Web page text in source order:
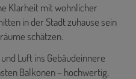
Klarheit mit wohnlicher
in der Stadt zuhause sein
schätzen.
Luft ins Gebäudeinnere
Balkonen – hochwertig,